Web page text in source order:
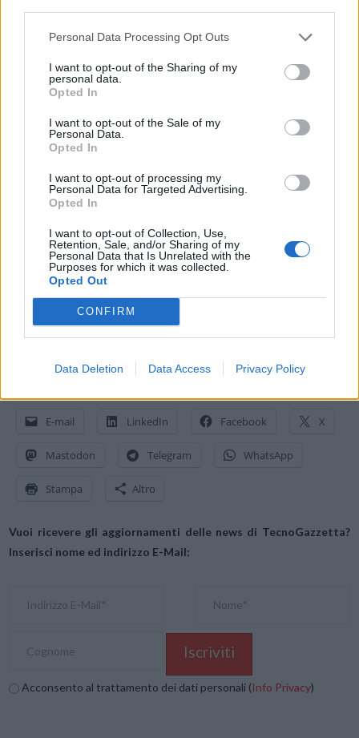
Personal Data Processing Opt Outs
I want to opt-out of the Sharing of my
personal data.
Opted In
I want to opt-out of the Sale of my
Personal Data.
Opted In
I want to opt-out of processing my
Personal Data for Targeted Advertising.
Opted In
I want to opt-out of Collection, Use,
Retention, Sale, and/or Sharing of my
Personal Data that Is Unrelated with the
Purposes for which it was collected.
Opted Out
CONFIRM
Data Deletion Data Access Privacy Policy
Uno specifico capitolo è inoltre dedicato alle “Linee guida, standard
e normative di riferimento”, per entrare poi nel dettaglio dei
componenti di una soluzione IoT, dei “Rischi IoT” e dei relativi
ad affrontare le misure di sicurezza IoT da adottare per mitigare i
rischi. In maniera pratica, gli esperti suggeriscono come gestire
standardizzati in un ambito più generale di sicurezza informatica –
basti pensare a vulnerability assessment (VA) e penetration test (PT)
Ampio spazio è infine riservato all’approfondimento di alcune
applicazioni concrete dell’IoT
controllo ferroviario e autostradale, alla sanità, alle automobili
connesse, al fitness, con analisi degli autori e numerose interviste ad
E-mail LinkedIn Facebook X
Mastodon Telegram WhatsApp
Stampa Altro
Vuoi ricevere gli aggiornamenti delle news di TecnoGazzetta?
Inserisci nome ed indirizzo E-Mail:
Acconsento al trattamento dei dati personali (Info Privacy)